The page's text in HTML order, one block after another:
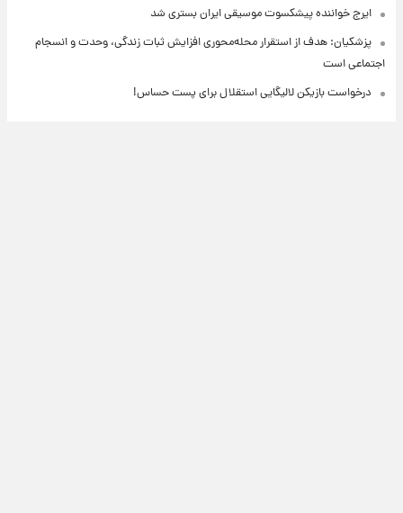
ایرج خواننده پیشکسوت موسیقی ایران بستری شد
پزشکیان: هدف از استقرار محله‌محوری افزایش ثبات زندگی، وحدت و انسجام
اجتماعی است
درخواست بازیکن لالیگایی استقلال برای پست حساس!